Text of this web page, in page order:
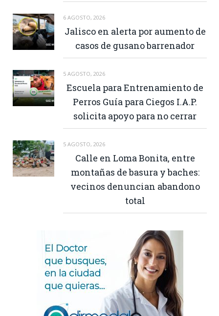
6 AGOSTO, 2026
Jalisco en alerta por aumento de
casos de gusano barrenador
5 AGOSTO, 2026
Escuela para Entrenamiento de
Perros Guía para Ciegos I.A.P.
solicita apoyo para no cerrar
5 AGOSTO, 2026
Calle en Loma Bonita, entre
montañas de basura y baches:
vecinos denuncian abandono
total